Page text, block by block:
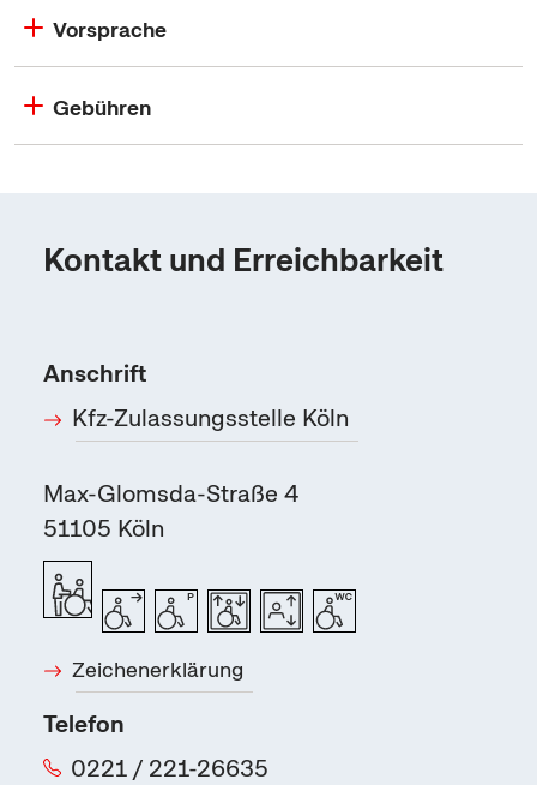
Vorsprache
Gebühren
Kontakt und Erreichbarkeit
Anschrift
Kfz-Zulassungsstelle Köln
Max-Glomsda-Straße 4
51105 Köln
Zeichenerklärung
Telefon
0221 / 221-26635